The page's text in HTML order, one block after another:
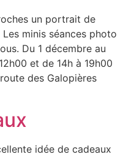
un portrait de
minis séances photo
Du 1 décembre au
et de 14h à 19h00
des Galopières
idée de cadeaux